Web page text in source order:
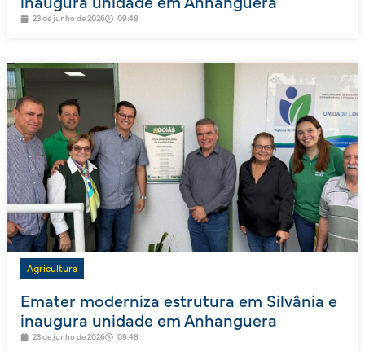
23 de junho de 2026 09:48
Agricultura
Emater moderniza estrutura em Silvânia e
inaugura unidade em Anhanguera
23 de junho de 2026 09:48